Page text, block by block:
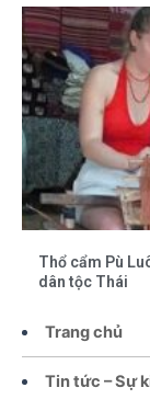
Trang chủ
Tin tức – Sự
Thổ cẩm Pù
dân tộc Thái